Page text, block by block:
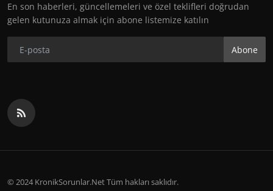
En son haberleri, güncellemeleri ve özel teklifleri doğrudan
gelen kutunuza almak için abone listemize katılın
Abone
© 2024 KronikSorunlar.Net Tüm hakları saklıdır.